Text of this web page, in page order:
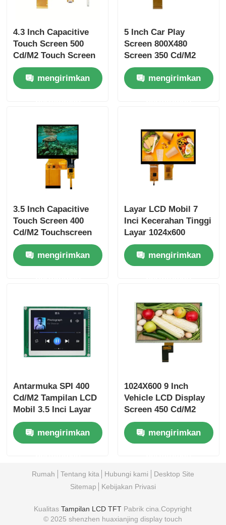
4.3 Inch Capacitive
Touch Screen 500
Cd/M2 Touch Screen
Display Module
800X480mengirimkan
5 Inch Car Play
Screen 800X480
Screen 350 Cd/M2
ST7789 Driver IC
mengirimkan
3.5 Inch Capacitive
Touch Screen 400
Cd/M2 Touchscreen
Display Module
640X480mengirimkan
Layar LCD Mobil 7
Inci Kecerahan Tinggi
Layar 1024x600
Antarmuka RGB
mengirimkan
Antarmuka SPI 400
Cd/M2 Tampilan LCD
Mobil 3.5 Inci Layar
Dasbor Resolusi
320x240mengirimkan
1024X600 9 Inch
Vehicle LCD Display
Screen 450 Cd/M2
Kecerahan 40IP
Antarmuka LVDS
mengirimkan
Rumah Tentang kita Hubungi kami
Desktop Site
Sitemap
Kebijakan Privasi
KualitasTampilan LCD TFT Pabrik cina.Copyright
© 2025 shenzhen huaxianjing display touch